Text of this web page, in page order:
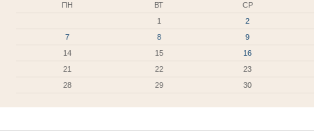
ПН ВТ
СР
1
2
7
8
9
14
15
16
21
22
23
28
29 30